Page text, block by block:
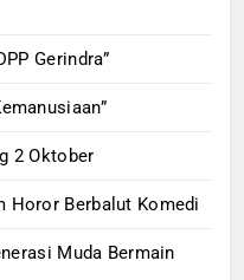
Gerindra”
2 Oktober
Horor Berbalut Komedi
Muda Bermain